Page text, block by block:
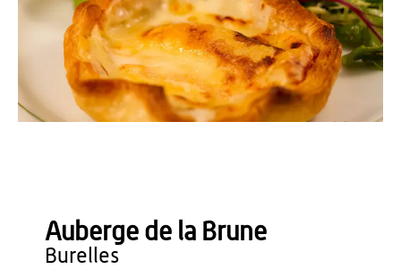
Auberge de la Brune
Auberge de la Brune
burelles